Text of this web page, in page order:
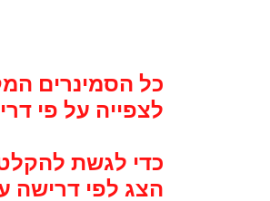
כל הסמינרים
לצפייה על פי
כדי לגשת
הצג לפי דרישה